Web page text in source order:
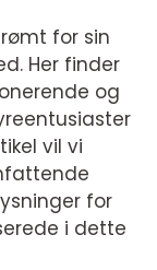
for sin
Her finder
og
vil vi
for
i dette